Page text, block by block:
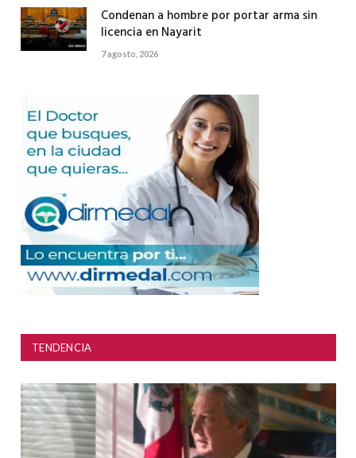
Condenan a hombre por portar arma sin
licencia en Nayarit
7 agosto, 2026
TENDENCIA